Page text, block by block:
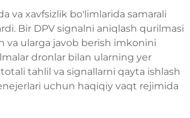
va xavfsizlik bo'limlarida samarali
Bir DPV signalni aniqlash qurilmasi
va ularga javob berish imkonini
dronlar bilan ularning yer
tahlil va signallarni qayta ishlash
uchun haqiqiy vaqt rejimida